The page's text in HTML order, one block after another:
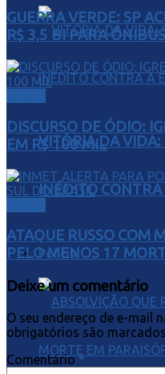
VITÓRIA DA VIDA:
INÉDITO CONTRA
Polícia
GUERRA VERDE: SP
R$ 3,5 BI PARA ÔNIBUS
DISCURSO DE ÓDIO:
EM R$ 100 MIL
ATAQUE RUSSO COM
PELO MENOS 17
Deixe um comentário
O seu endereço de e-mail
obrigatórios são
Comentário*